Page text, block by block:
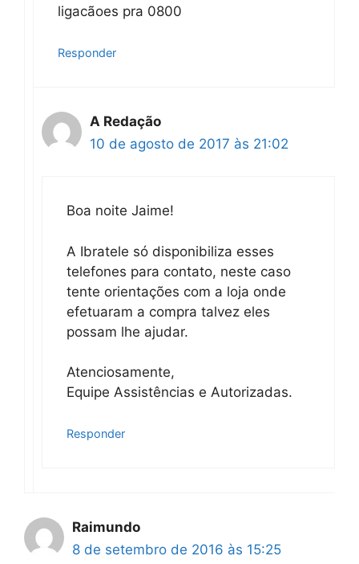
ligacãoes pra 0800
Responder
A Redação
10 de agosto de 2017 às 21:02
Boa noite Jaime!
A Ibratele só disponibiliza esses
telefones para contato, neste caso
tente orientações com a loja onde
efetuaram a compra talvez eles
possam lhe ajudar.
Atenciosamente,
Equipe Assistências e Autorizadas.
Responder
Raimundo
8 de setembro de 2016 às 15:25